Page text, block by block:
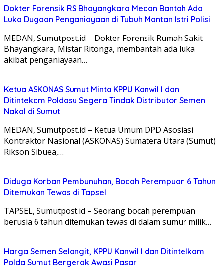
Dokter Forensik RS Bhayangkara Medan Bantah Ada
Luka Dugaan Penganiayaan di Tubuh Mantan Istri Polisi
MEDAN, Sumutpost.id – Dokter Forensik Rumah Sakit
Bhayangkara, Mistar Ritonga, membantah ada luka
akibat penganiayaan…
Ketua ASKONAS Sumut Minta KPPU Kanwil I dan
Ditintekam Poldasu Segera Tindak Distributor Semen
Nakal di Sumut
MEDAN, Sumutpost.id – Ketua Umum DPD Asosiasi
Kontraktor Nasional (ASKONAS) Sumatera Utara (Sumut)
Rikson Sibuea,…
Diduga Korban Pembunuhan, Bocah Perempuan 6 Tahun
Ditemukan Tewas di Tapsel
TAPSEL, Sumutpost.id – Seorang bocah perempuan
berusia 6 tahun ditemukan tewas di dalam sumur milik…
Harga Semen Selangit, KPPU Kanwil I dan Ditintelkam
Polda Sumut Bergerak Awasi Pasar